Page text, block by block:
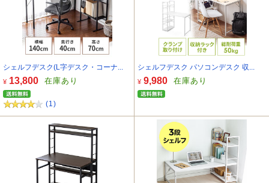
シェルフデスク(L字デスク・コーナ...
¥ 13,800 在庫あり
(1)
シェルフデスク パソコンデスク 収...
¥ 9,980 在庫あり